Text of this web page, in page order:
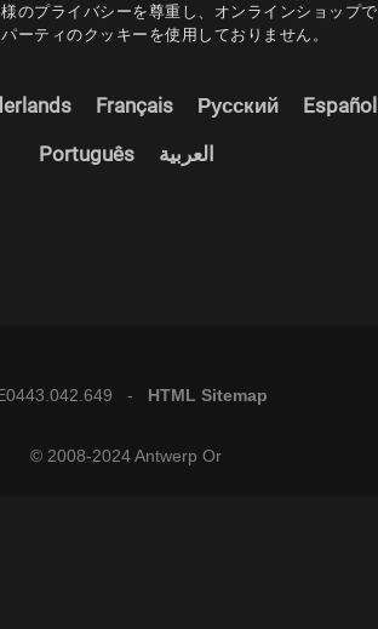
のプライバシーを尊重し、オンラインショップ
ーティのクッキーを使用しておりません。
Français Русский Español
Português العربية
- HTML Sitemap
© 2008-2024 Antwerp Or